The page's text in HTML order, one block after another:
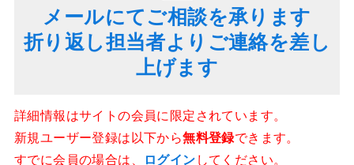
メールにてご相談を承ります
折り返し担当者よりご連絡を差し
上げます
詳細情報はサイトの会員に限定されています。
新規ユーザー登録は以下から無料登録できます。
すでに会員の場合は、
ログインしてください。